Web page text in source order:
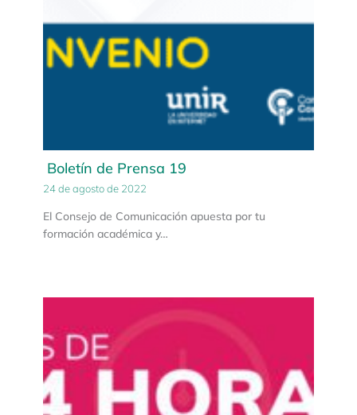
Boletín de Prensa 19
24 de agosto de 2022
El Consejo de Comunicación apuesta por tu
formación académica y…